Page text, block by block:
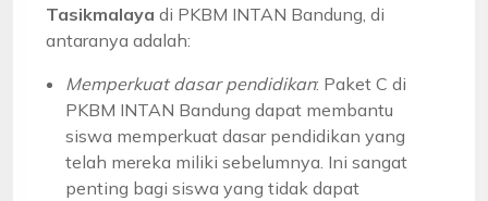
Tasikmalaya di PKBM INTAN Bandung, di
antaranya adalah:
Memperkuat dasar pendidikan: Paket C di
PKBM INTAN Bandung dapat membantu
siswa memperkuat dasar pendidikan yang
telah mereka miliki sebelumnya. Ini sangat
penting bagi siswa yang tidak dapat